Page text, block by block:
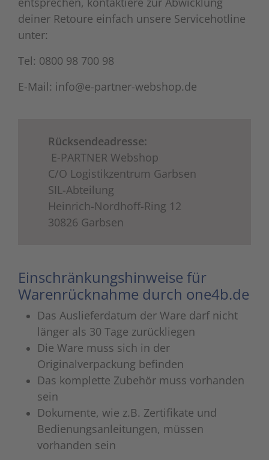
deiner Retoure einfach unsere Servicehotline
unter:
Tel: 0800 98 700 98
E-Mail: info@e-partner-webshop.de
Rücksendeadresse:
E-PARTNER Webshop
C/O Logistikzentrum Garbsen
SIL-Abteilung
Heinrich-Nordhoff-Ring 12
30826 Garbsen
Einschränkungshinweise für
Warenrücknahme durch one4b.de
Das Auslieferdatum der Ware darf nicht
länger als 30 Tage zurückliegen
Die Ware muss sich in der
Originalverpackung befinden
Das komplette Zubehör muss vorhanden
sein
Dokumente, wie z.B. Zertifikate und
Bedienungsanleitungen, müssen
vorhanden sein